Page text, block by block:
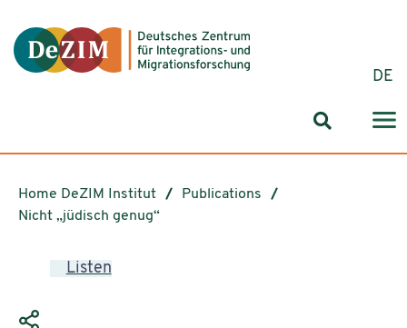
DE
Search
Home DeZIM Institut
Publications
Nicht „jüdisch genug“
Listen